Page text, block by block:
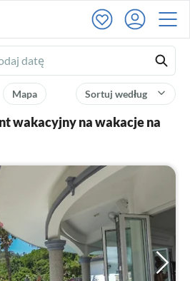
Sortuj według
Mapa
wakacyjny na wakacje na